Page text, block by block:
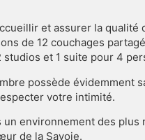
et assurer la qualité
de 12 couchages
studios et 1 suite pour 4
possède évidemment
votre intimité.
un environnement des plus
de la Savoie.